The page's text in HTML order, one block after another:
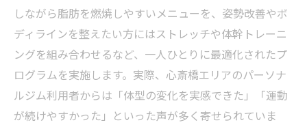
しながら脂肪を燃焼しやすいメニューを、姿勢改善やボ
ディラインを整えたい方にはストレッチや体幹トレーニ
ングを組み合わせるなど、一人ひとりに最適化されたプ
ログラムを実施します。実際、心斎橋エリアのパーソナ
ルジム利用者からは「体型の変化を実感できた」「運動
が続けやすかった」といった声が多く寄せられていま